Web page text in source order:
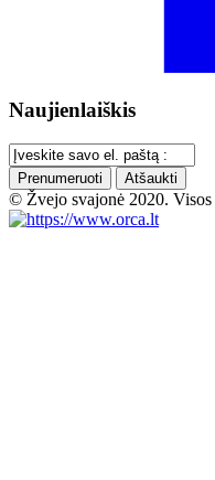
Naujienlaiškis
Prenumeruoti Atšaukti
© Žvejo svajonė 2020. Visos